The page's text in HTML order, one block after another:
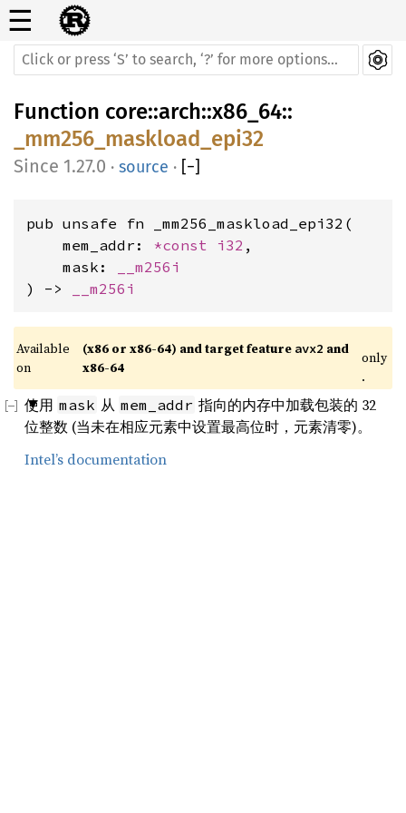
☰
Function core::arch::x86_64::
_mm256_maskload_epi32
1.27.0 · source · [−]
pub unsafe fn _mm256_maskload_epi32(
    mem_addr:
*const i32 ,
    mask:
__m256i
) ->
__m256i
Available
on
(x86 or x86-64) and target feature avx2 and
x86-64
only
.
使用 mask 从 mem_addr 指向的内存中加载包装的 32
位整数 (当未在相应元素中设置最高位时，元素清零)。
Intel’s documentation